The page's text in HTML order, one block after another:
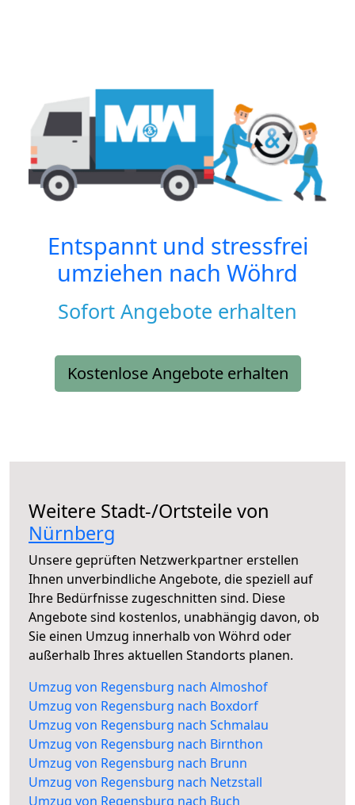
Entspannt und stressfrei
umziehen nach Wöhrd
Sofort Angebote erhalten
Kostenlose Angebote erhalten
Weitere Stadt-/Ortsteile von
Nürnberg
Unsere geprüften Netzwerkpartner erstellen
Ihnen unverbindliche Angebote, die speziell auf
Ihre Bedürfnisse zugeschnitten sind. Diese
Angebote sind kostenlos, unabhängig davon, ob
Sie einen Umzug innerhalb von Wöhrd oder
außerhalb Ihres aktuellen Standorts planen.
Umzug von Regensburg nach Almoshof
Umzug von Regensburg nach Boxdorf
Umzug von Regensburg nach Schmalau
Umzug von Regensburg nach Birnthon
Umzug von Regensburg nach Brunn
Umzug von Regensburg nach Netzstall
Umzug von Regensburg nach Buch